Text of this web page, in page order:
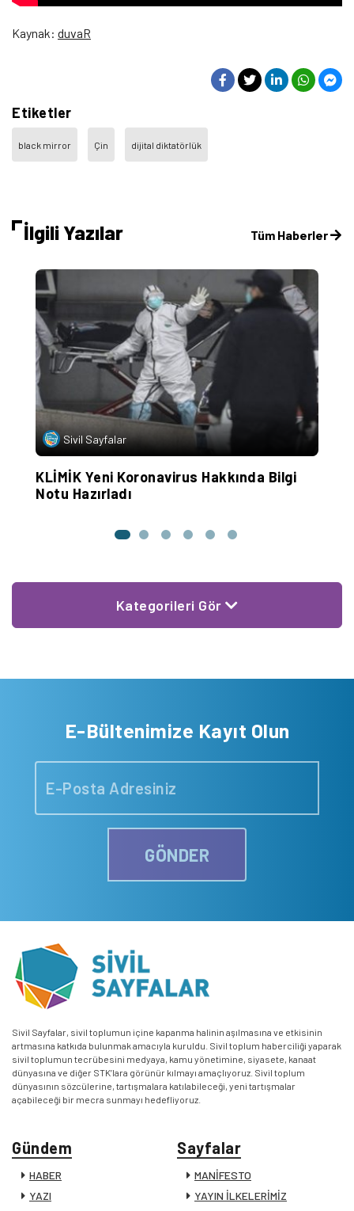
Kaynak: duvaR
Etiketler
black mirror Çin dijital diktatörlük
İlgili Yazılar Tüm Haberler
Sivil Sayfalar
KLİMİK Yeni Koronavirus Hakkında Bilgi
Notu Hazırladı
Kategorileri Gör
E-Bültenimize Kayıt Olun
GÖNDER
Sivil Sayfalar, sivil toplumun içine kapanma halinin aşılmasına ve etkisinin
artmasına katkıda bulunmak amacıyla kuruldu. Sivil toplum haberciliği yaparak
sivil toplumun tecrübesini medyaya, kamu yönetimine, siyasete, kanaat
dünyasına ve diğer STK’lara görünür kılmayı amaçlıyoruz. Sivil toplum
dünyasının sözcülerine, tartışmalara katılabileceği, yeni tartışmalar
açabileceği bir mecra sunmayı hedefliyoruz.
Gündem
HABER
YAZI
Sayfalar
MANİFESTO
YAYIN İLKELERİMİZ